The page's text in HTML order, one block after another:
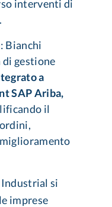
interventi di
Bianchi
gestione
a
SAP Ariba,
il
si
imprese